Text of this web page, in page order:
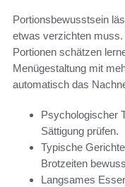
Portionsbewusstsein
etwas verzichten muss.
Portionen schätzen
Menügestaltung mit
automatisch das
Psychologischer
Sättigung prüfen.
Typische
Brotzeiten
Langsames